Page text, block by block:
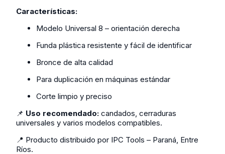
Características:
Modelo Universal 8 – orientación derecha
Funda plástica resistente y fácil de identificar
Bronce de alta calidad
Para duplicación en máquinas estándar
Corte limpio y preciso
📌 Uso recomendado: candados, cerraduras
universales y varios modelos compatibles.
📍 Producto distribuido por IPC Tools – Paraná, Entre
Ríos.